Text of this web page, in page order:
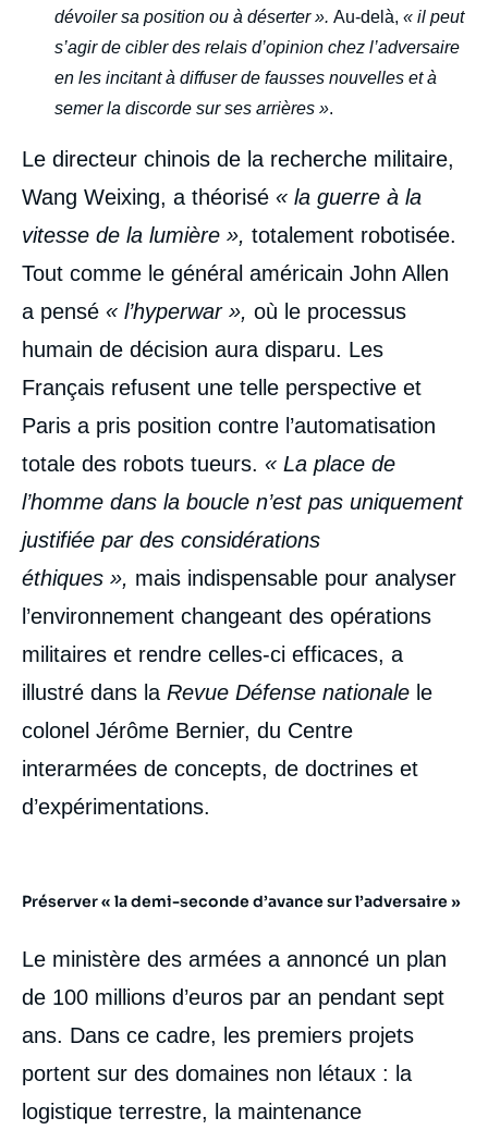
dévoiler sa position ou à déserter ». Au-delà, « il peut
s’agir de cibler des relais d’opinion chez l’adversaire
en les incitant à diffuser de fausses nouvelles et à
semer la discorde sur ses arrières ».
Le directeur chinois de la recherche militaire,
Wang Weixing, a théorisé « la guerre à la
vitesse de la lumière », totalement robotisée.
Tout comme le général américain John Allen
a pensé « l’hyperwar », où le processus
humain de décision aura disparu. Les
Français refusent une telle perspective et
Paris a pris position contre l’automatisation
totale des robots tueurs. « La place de
l’homme dans la boucle n’est pas uniquement
justifiée par des considérations
éthiques », mais indispensable pour analyser
l’environnement changeant des opérations
militaires et rendre celles-ci efficaces, a
illustré dans la Revue Défense nationale le
colonel Jérôme Bernier, du Centre
interarmées de concepts, de doctrines et
d’expérimentations.
Préserver « la demi-seconde d’avance sur l’adversaire »
Le ministère des armées a annoncé un plan
de 100 millions d’euros par an pendant sept
ans. Dans ce cadre, les premiers projets
portent sur des domaines non létaux : la
logistique terrestre, la maintenance